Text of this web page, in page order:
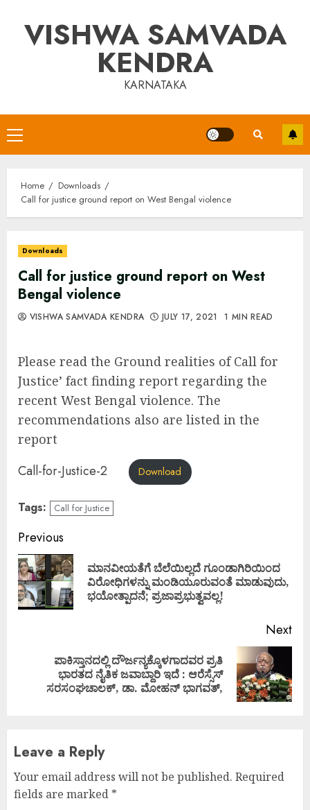
contentVISHWA SAMVADA
KENDRA
KARNATAKA
Primary
Menu
Home
Downloads
Call for justice ground report on West Bengal violence
Downloads
Call for justice ground report on West
Bengal violence
VISHWA SAMVADA KENDRA JULY 17, 2021 1 MIN READ
Please read the Ground realities of Call for
Justice’ fact finding report regarding the
recent West Bengal violence. The
recommendations also are listed in the
report
Call-for-Justice-2 Download
Tags: Call for Justice
Continue
Reading
Previous
ಮಾನವೀಯತೆಗೆ ಬೆಲೆಯಿಲ್ಲದೆ ಗೂಂಡಾಗಿರಿಯಿಂದ
ವಿರೋಧಿಗಳನ್ನು ಮಂಡಿಯೂರುವಂತೆ ಮಾಡುವುದು,
ಭಯೋತ್ಪಾದನೆ; ಪ್ರಜಾಪ್ರಭುತ್ವವಲ್ಲ!
Next
post:
ಪಾಕಿಸ್ತಾನದಲ್ಲಿ ದೌರ್ಜನ್ಯಕ್ಕೊಳಗಾದವರ ಪ್ರತಿ
ಭಾರತದ ನೈತಿಕ ಜವಾಬ್ದಾರಿ ಇದೆ : ಆರೆಸ್ಸೆಸ್
ಸರಸಂಘಚಾಲಕ್, ಡಾ. ಮೋಹನ್ ಭಾಗವತ್,
Leave a Reply
Your email address will not be published. Required
fields are marked *